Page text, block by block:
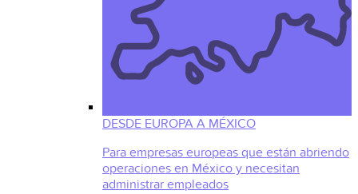
DESDE EUROPA A MÉXICO
Para empresas europeas que están abriendo
operaciones en México y necesitan
administrar empleados